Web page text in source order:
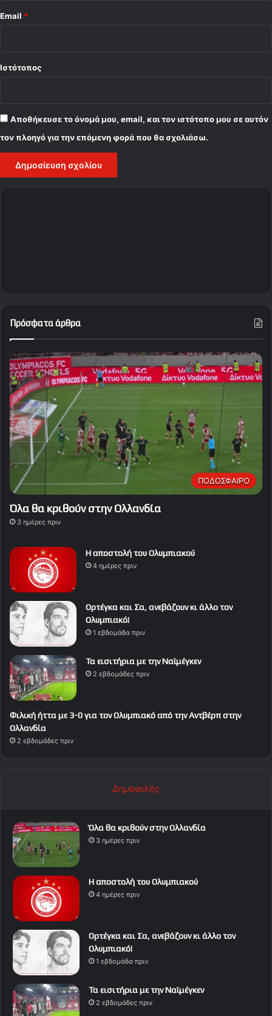
Email *
Ιστότοπος
Αποθήκευσε το όνομά μου, email, και τον ιστότοπο μου σε αυτόν
τον πλοηγό για την επόμενη φορά που θα σχολιάσω.
Πρόσφατα άρθρα
ΠΟΔΟΣΦΑΙΡΟ
Όλα θα κριθούν στην Ολλανδία
3 ημέρες πριν
Η αποστολή του Ολυμπιακού
4 ημέρες πριν
Ορτέγκα και Σα, ανεβάζουν κι άλλο τον
Ολυμπιακό!
1 εβδομάδα πριν
Τα εισιτήρια με την Ναϊμέγκεν
2 εβδομάδες πριν
Φιλική ήττα με 3-0 για τον Ολυμπιακό από την Αντβέρπ στην
Ολλανδία
2 εβδομάδες πριν
Δημοφιλής
Όλα θα κριθούν στην Ολλανδία
3 ημέρες πριν
Η αποστολή του Ολυμπιακού
4 ημέρες πριν
Ορτέγκα και Σα, ανεβάζουν κι άλλο τον
Ολυμπιακό!
1 εβδομάδα πριν
Τα εισιτήρια με την Ναϊμέγκεν
2 εβδομάδες πριν